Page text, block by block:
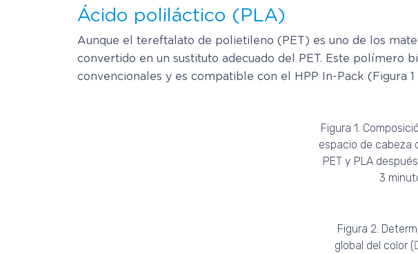
Ácido poliláctico (PLA)
Aunque el tereftalato de polietileno (PET) es uno de los
convertido en un sustituto adecuado del PET. Este polímero
convencionales y es compatible con el HPP In-Pack (Figura 1
Figura 1.
espacio de cabeza
PET y PLA
3
Figura 2.
global del color